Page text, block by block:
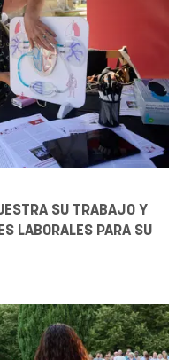
SU TRABAJO Y
LABORALES PARA SU